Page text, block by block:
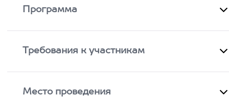
Программа
Требования к участникам
Место проведения